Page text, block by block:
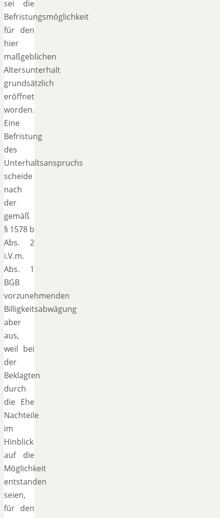
sei die
Befristungsmöglichkeit
für den
hier
maßgeblichen
Altersunterhalt
grundsätzlich
eröffnet
worden.
Eine
Befristung
des
Unterhaltsanspruchs
scheide
nach
der
gemäß
§ 1578 b
Abs. 2
i.V.m.
Abs. 1
BGB
vorzunehmenden
Billigkeitsabwägung
aber
aus,
weil bei
der
Beklagten
durch
die Ehe
Nachteile
im
Hinblick
auf die
Möglichkeit
entstanden
seien,
für den